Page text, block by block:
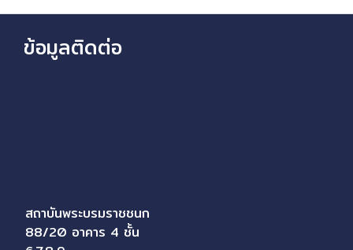
ข้อมูลติดต่อ
สถาบันพระบรมราชชนก
88/20 อาคาร 4 ชั้น